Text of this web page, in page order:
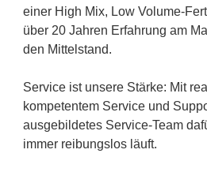
einer High Mix, Low Volume-
über 20 Jahren Erfahrung am
den Mittelstand.
Service ist unsere Stärke: Mit
kompetentem Service und
ausgebildetes Service-Team
immer reibungslos läuft.